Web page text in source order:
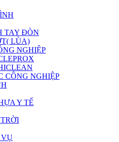
TAY ĐÒN
LÙA)
NGHIỆP
CÔNG NGHIỆP
Y TẾ
VỤ